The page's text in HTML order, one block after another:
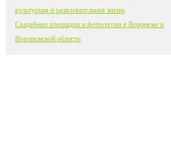
культурная и развлекательная жизнь
Свадебные площадки и фотосессии в Воронеже и
Воронежской области